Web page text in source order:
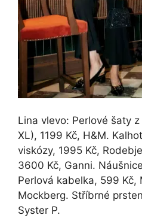
Lina vlevo: Perlové šaty
XL), 1199 Kč, H&M.
viskózy, 1995 Kč,
3600 Kč, Ganni.
Perlová kabelka, 599 Kč,
Mockberg. Stříbrné
Syster P.